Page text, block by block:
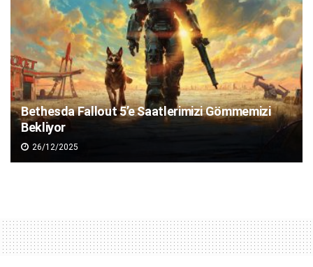
Bethesda Fallout 5’e Saatlerimizi Gömmemizi
Bekliyor
26/12/2025